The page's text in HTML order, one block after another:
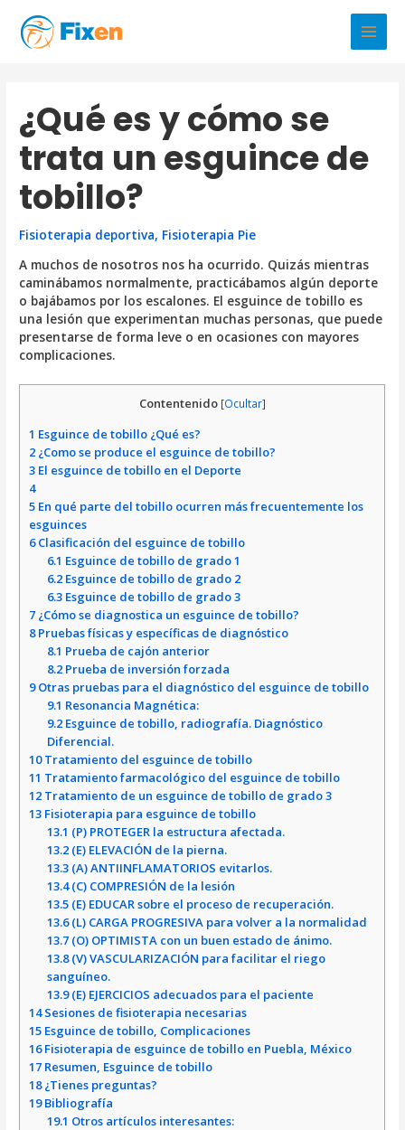
contenido
Main
¿Qué es y cómo se
trata un esguince de
tobillo?
Fisioterapia deportiva, Fisioterapia Pie
A muchos de nosotros nos ha ocurrido. Quizás mientras
caminábamos normalmente, practicábamos algún deporte
o bajábamos por los escalones. El esguince de tobillo es
una lesión que experimentan muchas personas, que puede
presentarse de forma leve o en ocasiones con mayores
complicaciones.
Contentenido [Ocultar]
1 Esguince de tobillo ¿Qué es?
2 ¿Como se produce el esguince de tobillo?
3 El esguince de tobillo en el Deporte
4
5 En qué parte del tobillo ocurren más frecuentemente los
esguinces
6Clasificación del esguince de tobillo
6.1 Esguince de tobillo de grado 1
6.2Esguince de tobillo de grado 2
6.3Esguince de tobillo de grado 3
7 ¿Cómo se diagnostica un esguince de tobillo?
8Pruebas físicas y específicas de diagnóstico
8.1 Prueba de cajón anterior
8.2Prueba de inversión forzada
9Otras pruebas para el diagnóstico del esguince de tobillo
9.1 Resonancia Magnética:
9.2Esguince de tobillo, radiografía. Diagnóstico
Diferencial.
10Tratamiento del esguince de tobillo
11 Tratamiento farmacológico del esguince de tobillo
12 Tratamiento de un esguince de tobillo de grado 3
13 Fisioterapia para esguince de tobillo
13.1 (P) PROTEGER la estructura afectada.
13.2(E) ELEVACIÓN de la pierna.
13.3(A) ANTIINFLAMATORIOS evitarlos.
13.4(C) COMPRESIÓN de la lesión
13.5(E) EDUCAR sobre el proceso de recuperación.
13.6(L) CARGA PROGRESIVA para volver a la normalidad
13.7(O) OPTIMISTA con un buen estado de ánimo.
13.8(V) VASCULARIZACIÓN para facilitar el riego
sanguíneo.
13.9(E) EJERCICIOS adecuados para el paciente
14Sesiones de fisioterapia necesarias
15 Esguince de tobillo, Complicaciones
16Fisioterapia de esguince de tobillo en Puebla, México
17 Resumen, Esguince de tobillo
18¿Tienes preguntas?
19Bibliografía
19.1 Otros artículos interesantes: